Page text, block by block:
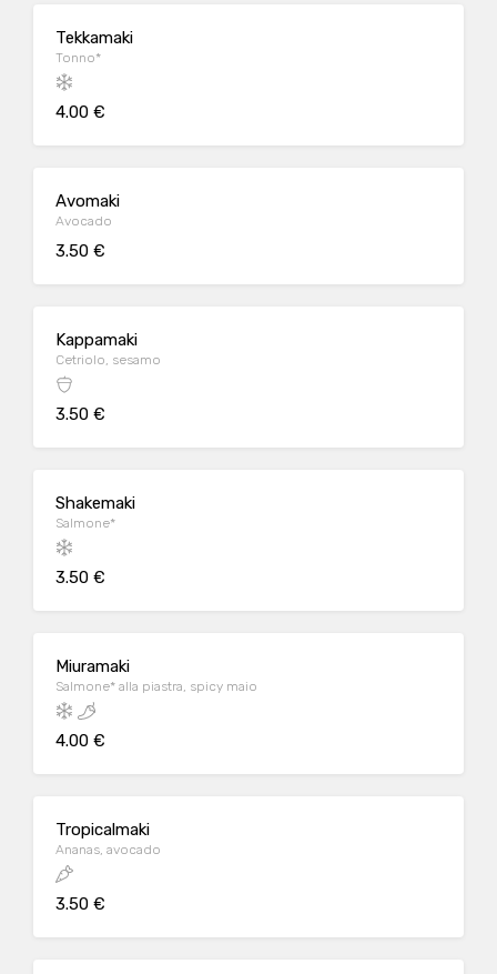
Tekkamaki
Tonno*
4.00 €
Avomaki
Avocado
3.50 €
Kappamaki
Cetriolo, sesamo
3.50 €
Shakemaki
Salmone*
3.50 €
Miuramaki
Salmone* alla piastra, spicy maio
4.00 €
Tropicalmaki
Ananas, avocado
3.50 €